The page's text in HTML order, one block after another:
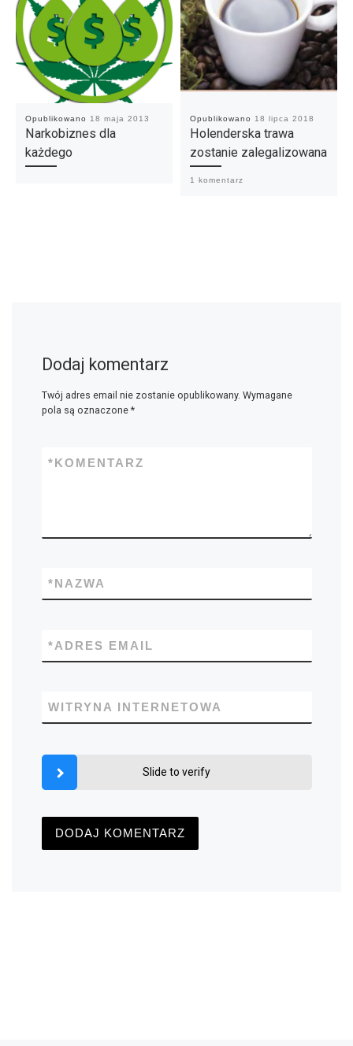
Opublikowano 18 maja 2013
Narkobiznes dla
każdego
Opublikowano 18 lipca 2018
Holenderska trawa
zostanie zalegalizowana
1 komentarz
Dodaj komentarz
Twój adres email nie zostanie opublikowany. Wymagane
pola są oznaczone *
KOMENTARZ
*
NAZWA
*
ADRES EMAIL
*
WITRYNA INTERNETOWA
Slide to verify